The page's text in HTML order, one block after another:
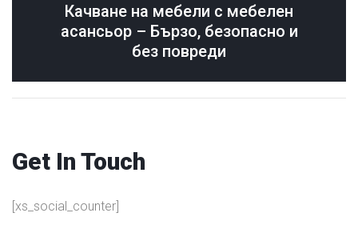
Качване на мебели с мебелен
асансьор – Бързо, безопасно и
без повреди
Get In Touch
[xs_social_counter]